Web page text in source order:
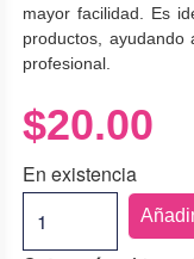
mayor facilidad. Es
productos,
profesional.
$20.00
En existencia